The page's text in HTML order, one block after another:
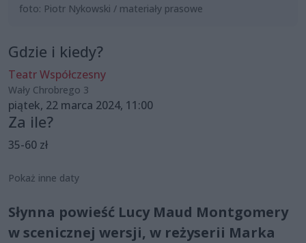
foto: Piotr Nykowski / materiały prasowe
Gdzie i kiedy?
Teatr Współczesny
Wały Chrobrego 3
piątek, 22 marca 2024, 11:00
Za ile?
35-60 zł
Pokaż inne daty
Słynna powieść Lucy Maud Montgomery
w scenicznej wersji, w reżyserii Marka